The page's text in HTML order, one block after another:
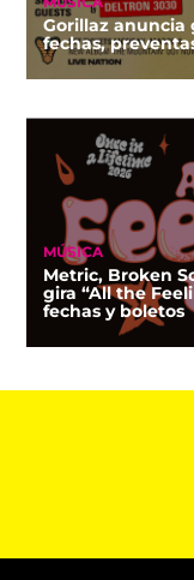
Gorillaz anuncia
fechas,
MÚSICA
Metric, Broken
gira “All the
fechas y boletos